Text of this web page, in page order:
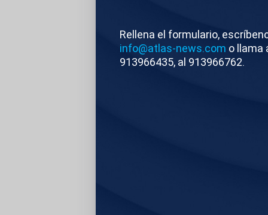
Rellena el formulario,
info@atlas-news.com o llama
913966435, al 913966762.
3. TOTALES DE
4. TOTALES DE